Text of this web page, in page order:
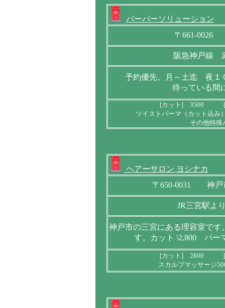
バーバーソリューション
〒661-0026
阪急神戸線
予約優先。月～土迄 夜１
待っている間
[カット] 3500 [
ツイストパーマ（カット込み
その他特殊
ヘアーサロン ヨシナカ
〒650-0031 神戸
JR三宮駅よ
神戸市の三宮にある理容室で
す。カット \2,800 パー
[カット] 2800 [
スカルプマッサージ